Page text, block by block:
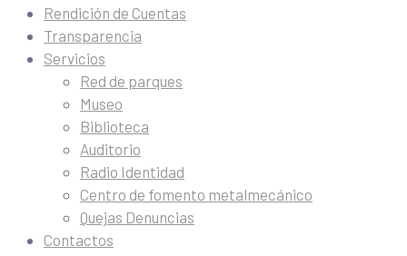
Rendición de Cuentas
Transparencia
Servicios
Red de parques
Museo
Biblioteca
Auditorio
Radio Identidad
Centro de fomento metalmecánico
Quejas Denuncias
Contactos